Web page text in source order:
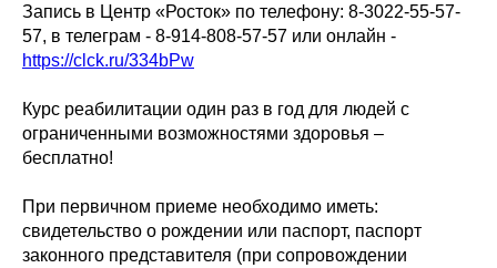
Запись в Центр «Росток» по телефону: 8-3022-55-57-
57, в телеграм - 8-914-808-57-57 или онлайн -
https://clck.ru/334bPw
Курс реабилитации один раз в год для людей с
ограниченными возможностями здоровья –
бесплатно!
При первичном приеме необходимо иметь:
свидетельство о рождении или паспорт, паспорт
законного представителя (при сопровождении